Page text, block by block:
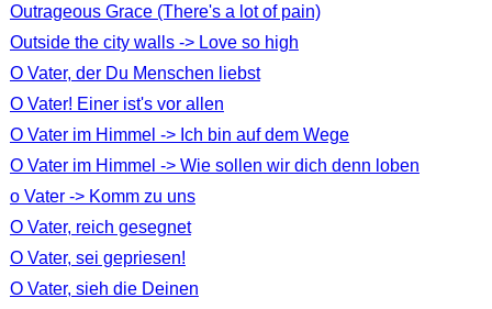
Outrageous Grace (There's a lot of pain)
Outside the city walls -> Love so high
O Vater, der Du Menschen liebst
O Vater! Einer ist's vor allen
O Vater im Himmel -> Ich bin auf dem Wege
O Vater im Himmel -> Wie sollen wir dich denn loben
o Vater -> Komm zu uns
O Vater, reich gesegnet
O Vater, sei gepriesen!
O Vater, sieh die Deinen